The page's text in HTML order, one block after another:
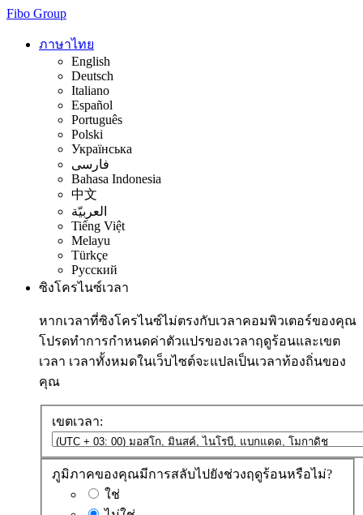
Fibo Group
ภาษาไทย
English
Deutsch
Italiano
Español
Português
Polski
Українська
فارسی
Bahasa Indonesia
中文
العربيّة
Tiếng Việt
Melayu
Türkçe
Русский
ซิงโครไนซ์เวลา
หากเวลาที่ซิงโครไนซ์ไม่ตรงกับเวลาคอมพิวเตอร์ของคุณ
โปรดทำการกำหนดค่าตัวแปรของเวลาฤดูร้อนและเขต
เวลา เวลาทั้งหมดในเว็บไซต์จะแปลเป็นเวลาท้องถิ่นของ
คุณ
เขตเวลา:
ภูมิภาคของคุณมีการสลับไปยังช่วงฤดูร้อนหรือไม่?
ใช่